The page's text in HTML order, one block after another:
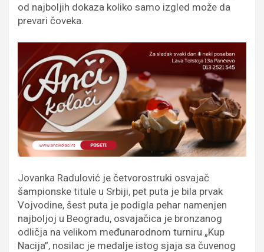
od najboljih dokaza koliko samo izgled može da
prevari čoveka.
Jovanka Radulović je četvorostruki osvajač
šampionske titule u Srbiji, pet puta je bila prvak
Vojvodine, šest puta je podigla pehar namenjen
najboljoj u Beogradu, osvajačica je bronzanog
odličja na velikom međunarodnom turniru „Kup
Nacija”, nosilac je medalje istog sjaja sa čuvenog